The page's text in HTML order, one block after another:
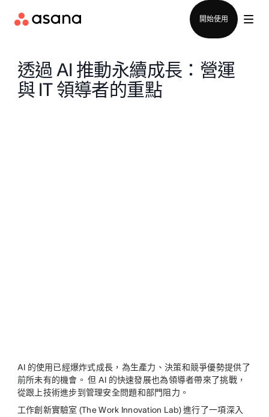
開始使用
透過 AI 推動永續成長：營運
與 IT 領導者的重點
AI 的使用已經爆炸式成長，為生產力、決策和競爭優勢提供了
前所未有的機會。 但 AI 的快速發展也為領導者帶來了挑戰，
從跟上技術進步到管理安全問題和部門阻力。
工作創新實驗室 (The Work Innovation Lab) 進行了一項深入